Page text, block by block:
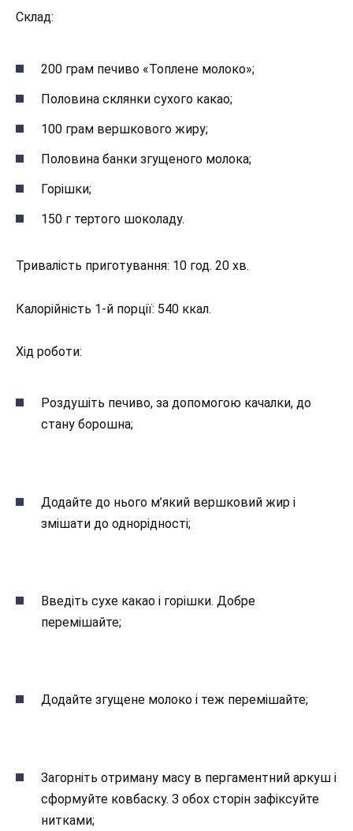
Склад:
200 грам печиво «Топлене молоко»;
Половина склянки сухого какао;
100 грам вершкового жиру;
Половина банки згущеного молока;
Горішки;
150 г тертого шоколаду.
Тривалість приготування: 10 год. 20 хв.
Калорійність 1-й порції: 540 ккал.
Хід роботи:
Роздушіть печиво, за допомогою качалки, до
стану борошна;
Додайте до нього м’який вершковий жир і
змішати до однорідності;
Введіть сухе какао і горішки. Добре
перемішайте;
Додайте згущене молоко і теж перемішайте;
Загорніть отриману масу в пергаментний аркуш і
сформуйте ковбаску. З обох сторін зафіксуйте
нитками;